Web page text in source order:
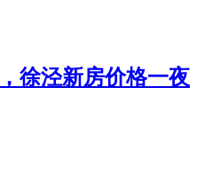
徐泾新房价格一夜